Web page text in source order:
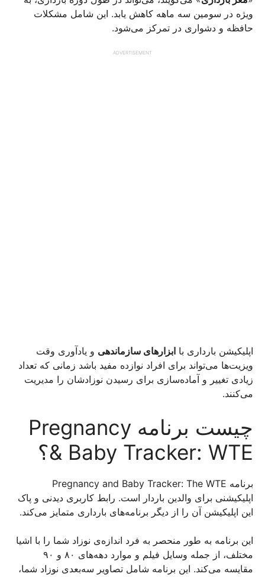
ویژه در سومین سه ماهه کاهش یابد. این شامل مشکلات
حافظه و دشواری در تمرکز می‌شود.
ADVERTISEMENT
اپلیکیشن بارداری با ابزارهای سازماندهی و یادآوری وقت
ویزیت‌ها می‌تواند برای افراد نوازده مفید باشد زمانی که تعداد
زیادی تغییر و آماده‌سازی برای رسیدن نوزادشان را مدیریت
می‌کنند.
چیست برنامه Pregnancy
& Baby Tracker: WTE؟
برنامه Pregnancy and Baby Tracker: The WTE
اپلیکیشنی برای والدین باردار است. رابط کاربری دیدنی و پاک
این اپلیکیشن آن را از دیگر برنامه‌های بارداری متمایز می‌کند.
این برنامه به طور منحصر به فرد اندازه‌ی نوزاد شما را با اشیا
مختلف، از جمله وسایل فیلم و موارد دهه‌های ۸۰ و ۹۰
مقایسه می‌کند. این برنامه شامل تصاویر سه‌بعدی نوزاد شما،